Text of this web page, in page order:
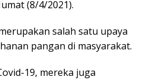
(8/4/2021).
salah satu upaya
pangan di masyarakat.
19, mereka juga